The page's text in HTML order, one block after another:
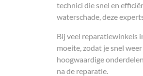
technici die snel en
waterschade, deze
Bij veel reparatiewinkels
moeite, zodat je snel
hoogwaardige
na de reparatie.